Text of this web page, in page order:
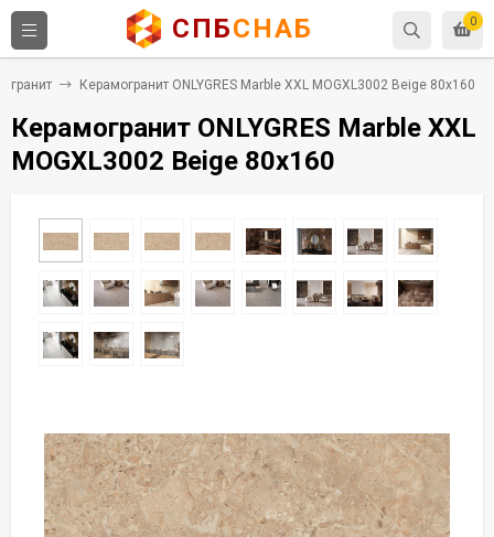
0
СПБСНАБ
Керамогранит ONLYGRES Marble XXL MOGXL3002 Beige 80x160
Керамогранит ONLYGRES Marble XXL
MOGXL3002 Beige 80x160